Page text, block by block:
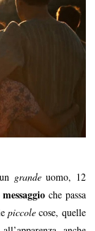
grandeuomo, 12
messaggio che passa
piccole cose, quelle